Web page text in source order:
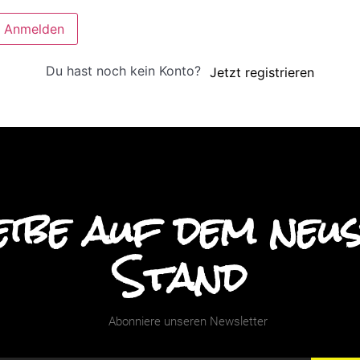
Anmelden
Du hast noch kein Konto? Jetzt registrieren
auf dem
Stand
Abonniere unseren Newsletter